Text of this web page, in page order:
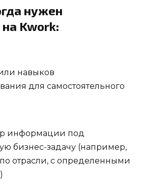
нужен
Kwork:
навыков
для самостоятельного
информации под
бизнес-задачу (например,
отрасли, с определенными